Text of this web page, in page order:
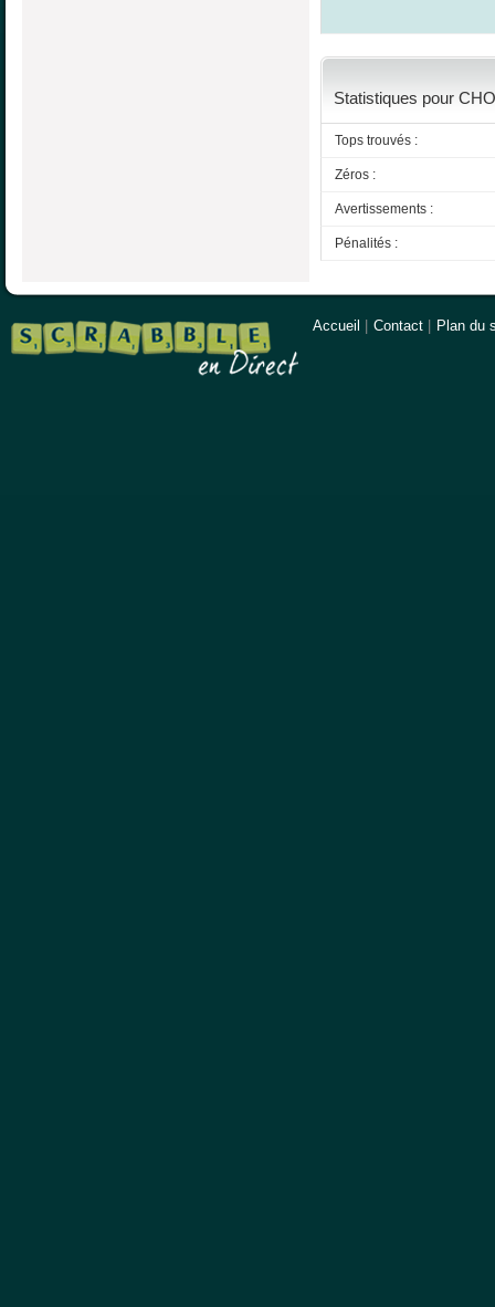
Statistiques pour
Tops trouvés :
Zéros :
Avertissements :
Pénalités :
Accueil Contact Plan du